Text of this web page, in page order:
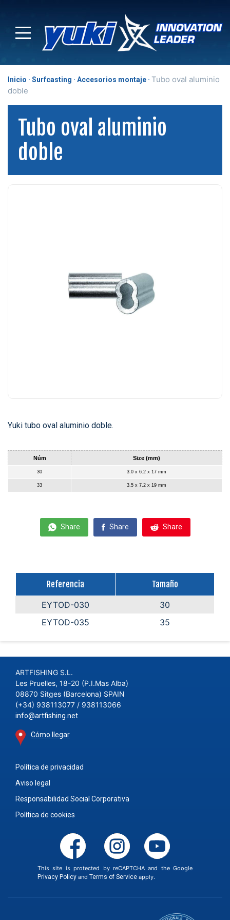
Inicio Surfcasting Accesorios montaje
Tubo oval aluminio
doble
Tubo oval aluminio
doble
Yuki tubo oval aluminio doble.
Núm Size (mm)
30 3.0 x 6.2 x 17 mm
33 3.5 x 7.2 x 19 mm
Share Share Share
Referencia
Tamaño
EYTOD-030
30
EYTOD-035
35
ARTFISHING S.L.
Les Pruelles, 18-20 (P.I.Mas Alba)
08870 Sitges (Barcelona) SPAIN
(+34) 938113077 / 938113066
info@artfishing.net
Cómo llegar
Política de privacidad
Aviso legal
Responsabilidad Social Corporativa
Política de cookies
This site is protected by reCAPTCHA and the Google
Privacy Policyand Terms of Serviceapply.